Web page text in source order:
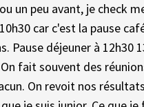
un peu avant, je check
car c'est la pause
Pause déjeuner à 12h30
fait souvent des
On revoit nos